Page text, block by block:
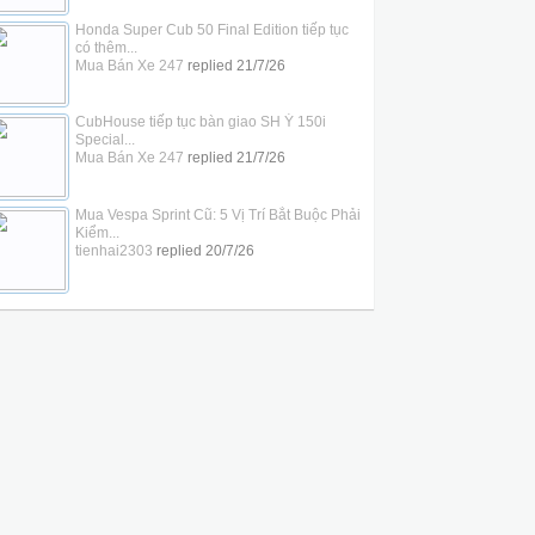
Honda Super Cub 50 Final Edition tiếp tục
có thêm...
Mua Bán Xe 247 replied 21/7/26
CubHouse tiếp tục bàn giao SH Ý 150i
Special...
Mua Bán Xe 247 replied 21/7/26
Mua Vespa Sprint Cũ: 5 Vị Trí Bắt Buộc Phải
Kiểm...
tienhai2303 replied 20/7/26